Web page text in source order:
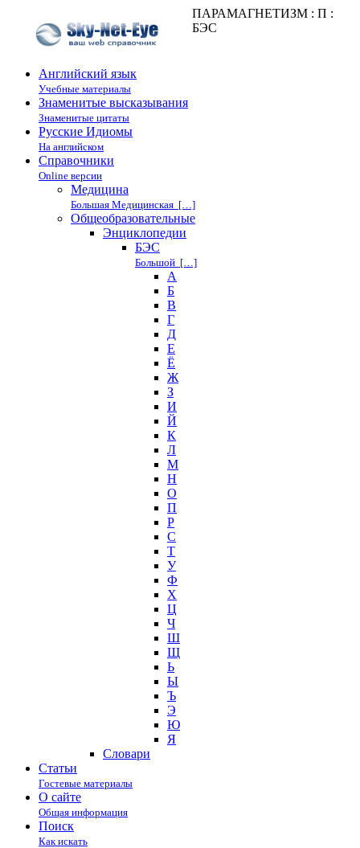
ПАРАМАГНЕТИЗМ : П :
БЭС
Английский язык
Учебные материалы
Знаменитые высказывания
Знаменитые цитаты
Русские Идиомы
На английском
Справочники
Online версии
Медицина
Большая Медицинская […]
Общеобразовательные
Энциклопедии
БЭС
Большой […]
А
Б
В
Г
Д
Е
Ё
Ж
З
И
Й
К
Л
М
Н
О
П
Р
С
Т
У
Ф
Х
Ц
Ч
Ш
Щ
Ь
Ы
Ъ
Э
Ю
Я
Cловари
Статьи
Гостевые материалы
О сайте
Общая информация
Поиск
Как искать